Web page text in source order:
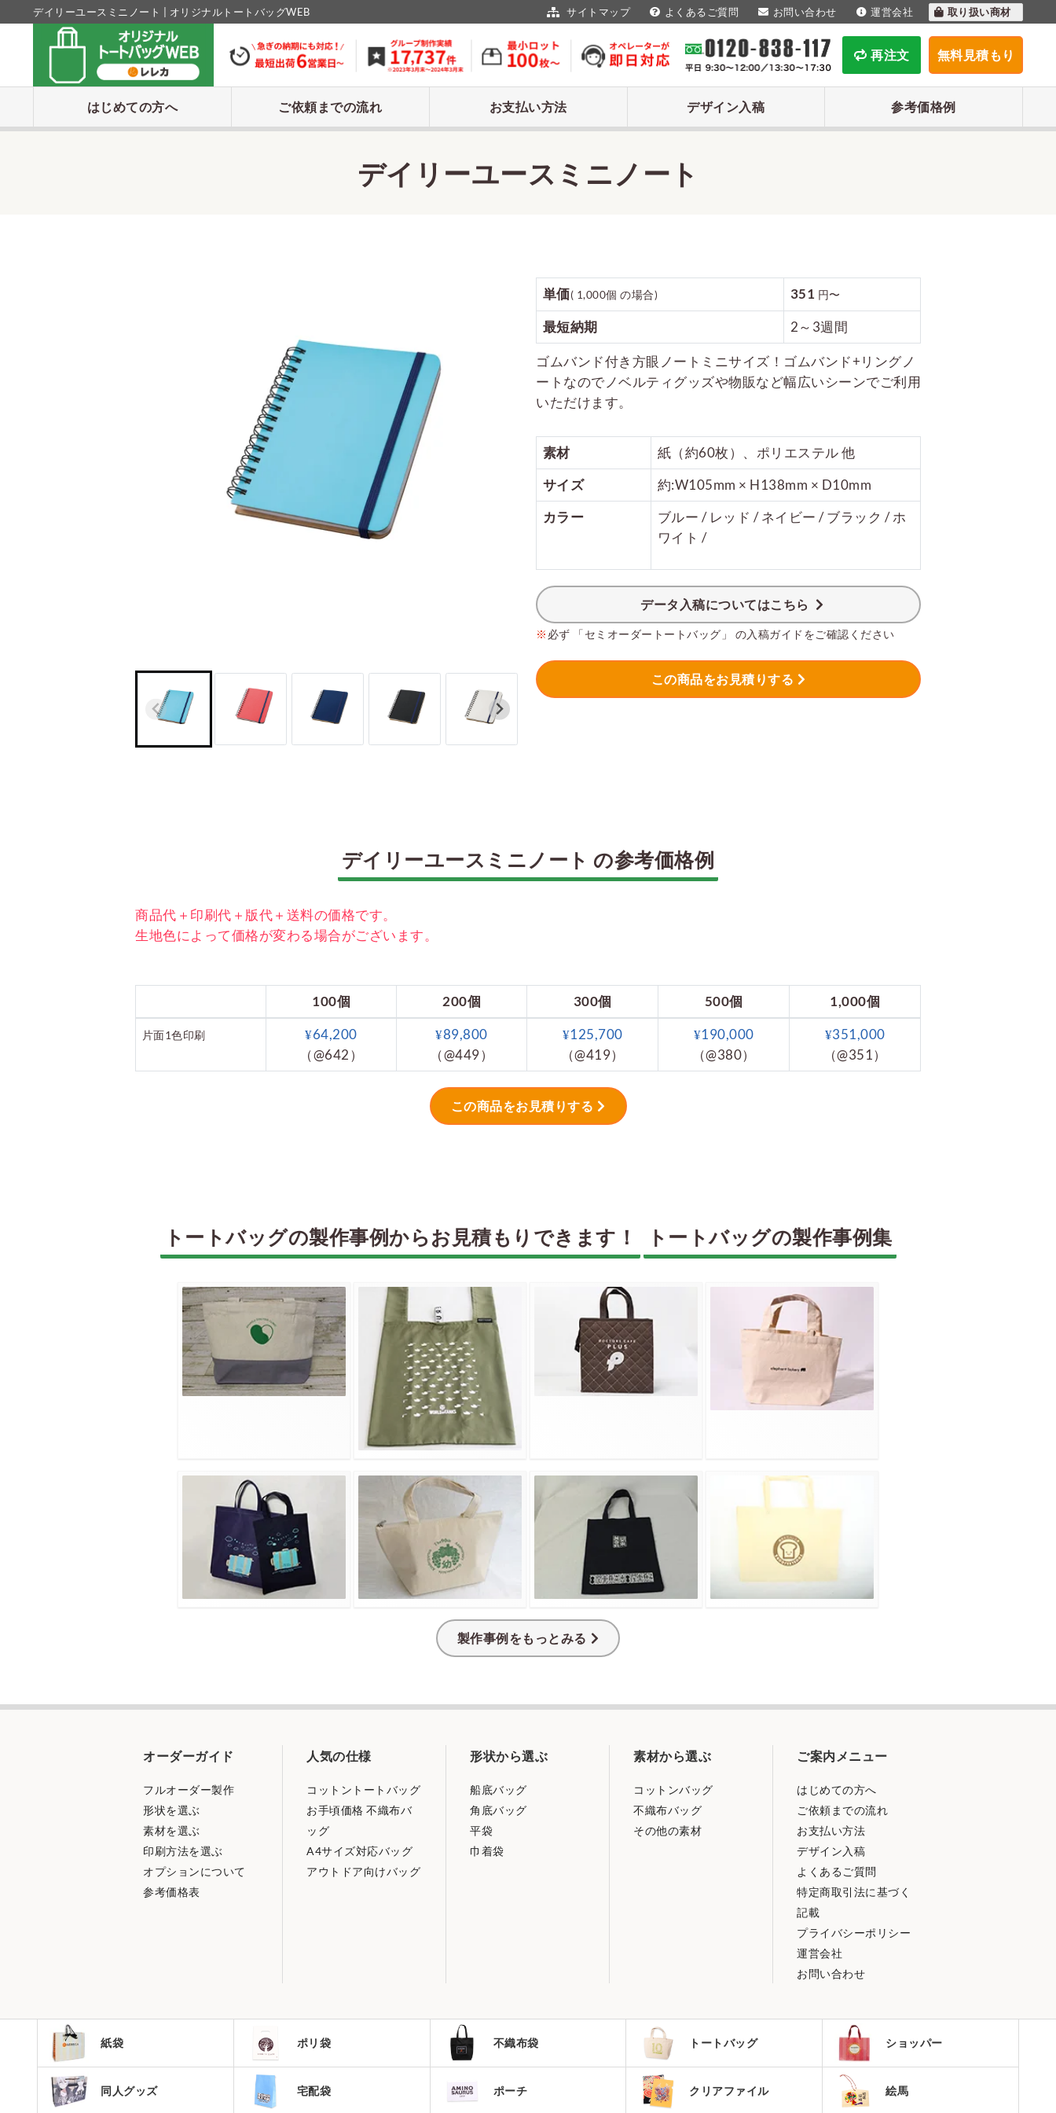
デイリーユースミニノート | オリジナルトートバッグWEB サイトマップ よくあるご質問 お問い合わせ 運営会社 取り扱い商材
再注文 無料見積もり
はじめての方へ ご依頼までの流れ お支払い方法 デザイン入稿 参考価格例
デイリーユースミニノート
単価( 1,000個 の場合) 351 円〜
最短納期 2～3週間
ゴムバンド付き方眼ノートミニサイズ！ゴムバンド+リングノ
ートなのでノベルティグッズや物販など幅広いシーンでご利用
いただけます。
素材
紙（約60枚）、ポリエステル 他
サイズ
約:W105mm × H138mm × D10mm
カラー
ブルー / レッド / ネイビー / ブラック / ホ
ワイト /
データ入稿についてはこちら
※ 必ず 「セミオーダートートバッグ」 の入稿ガイドをご確認ください
この商品をお見積りする
デイリーユースミニノート の参考価格例
商品代＋印刷代＋版代＋送料の価格です。
生地色によって価格が変わる場合がございます。
100個 200個 300個 500個 1,000個
片面1色印刷
¥64,200
（@642）
¥89,800
（@449）
¥125,700
（@419）
¥190,000
（@380）
¥351,000
（@351）
この商品をお見積りする
トートバッグの製作事例からお見積もりできます！ トートバッグの製作事例集
製作事例をもっとみる
オーダーガイド
フルオーダー製作
形状を選ぶ
素材を選ぶ
印刷方法を選ぶ
オプションについて
参考価格表
人気の仕様
コットントートバッグ
お手頃価格 不織布バ
ッグ
A4サイズ対応バッグ
アウトドア向けバッグ
形状から選ぶ
船底バッグ
角底バッグ
平袋
巾着袋
素材から選ぶ
コットンバッグ
不織布バッグ
その他の素材
ご案内メニュー
はじめての方へ
ご依頼までの流れ
お支払い方法
デザイン入稿
よくあるご質問
特定商取引法に基づく
記載
プライバシーポリシー
運営会社
お問い合わせ
紙袋 ポリ袋 不織布袋 トートバッグ ショッパー
同人グッズ 宅配袋 ポーチ クリアファイル 絵馬